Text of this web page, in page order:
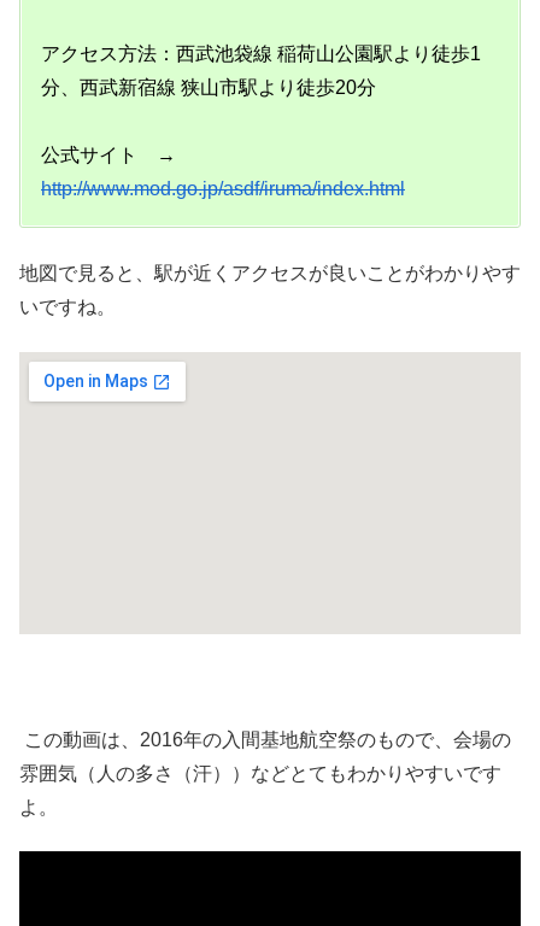
アクセス方法：西武池袋線 稲荷山公園駅より徒歩1
分、西武新宿線 狭山市駅より徒歩20分
公式サイト →
http://www.mod.go.jp/asdf/iruma/index.html
地図で見ると、駅が近くアクセスが良いことがわかりやす
いですね。
この動画は、2016年の入間基地航空祭のもので、会場の
雰囲気（人の多さ（汗））などとてもわかりやすいです
よ。